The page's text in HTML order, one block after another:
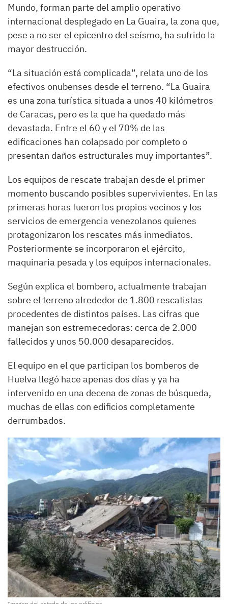
Mundo, forman parte del amplio operativo
internacional desplegado en La Guaira, la zona que,
pese a no ser el epicentro del seísmo, ha sufrido la
mayor destrucción.
“La situación está complicada”, relata uno de los
efectivos onubenses desde el terreno. “La Guaira
es una zona turística situada a unos 40 kilómetros
de Caracas, pero es la que ha quedado más
devastada. Entre el 60 y el 70% de las
edificaciones han colapsado por completo o
presentan daños estructurales muy importantes”.
Los equipos de rescate trabajan desde el primer
momento buscando posibles supervivientes. En las
primeras horas fueron los propios vecinos y los
servicios de emergencia venezolanos quienes
protagonizaron los rescates más inmediatos.
Posteriormente se incorporaron el ejército,
maquinaria pesada y los equipos internacionales.
Según explica el bombero, actualmente trabajan
sobre el terreno alrededor de 1.800 rescatistas
procedentes de distintos países. Las cifras que
manejan son estremecedoras: cerca de 2.000
fallecidos y unos 50.000 desaparecidos.
El equipo en el que participan los bomberos de
Huelva llegó hace apenas dos días y ya ha
intervenido en una decena de zonas de búsqueda,
muchas de ellas con edificios completamente
derrumbados.